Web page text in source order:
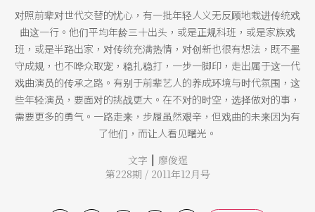
对照前辈对世代交替的忧心，有一批年轻人义无反顾地栽进传统戏
曲这一行。他们平均年龄三十出头，或是正规科班，或是家族戏
班，或是半路出家，对传统充满热情，对创新也很有想法，既不墨
守成规，也不哗众取宠，稳扎稳打，一步一脚印，走出属于这一代
戏曲演员的传承之路。有别于前辈艺人的养成环境与时代氛围，这
些年轻演员，要面对的挑战更大。在不对的时空，选择做对的事，
需要更多的勇气。一路走来，步履虽然艰辛，但戏曲的未来因为有
了他们，而让人看见曙光。
文字 | 廖俊逞
第228期 / 2011年12月号